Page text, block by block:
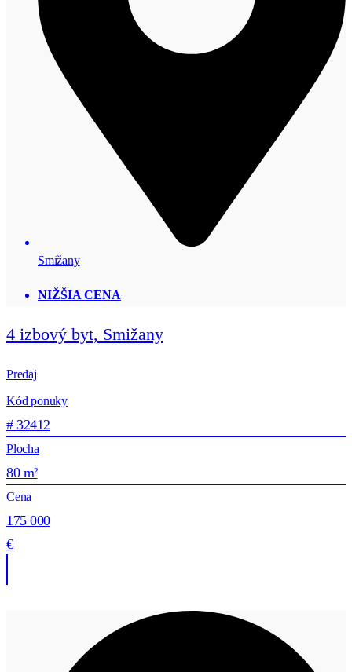
Smižany
NIŽŠIA CENA
4 izbový byt, Smižany
Predaj
Kód ponuky
# 32412
Plocha
80 m²
Cena
175 000
€